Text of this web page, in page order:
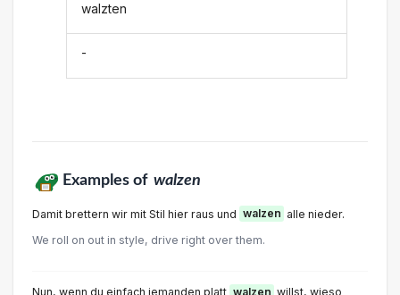
walzten
-
Examples of walzen
Damit brettern wir mit Stil hier raus und walzen alle nieder.
We roll on out in style, drive right over them.
Nun, wenn du einfach jemanden platt walzen willst, wieso